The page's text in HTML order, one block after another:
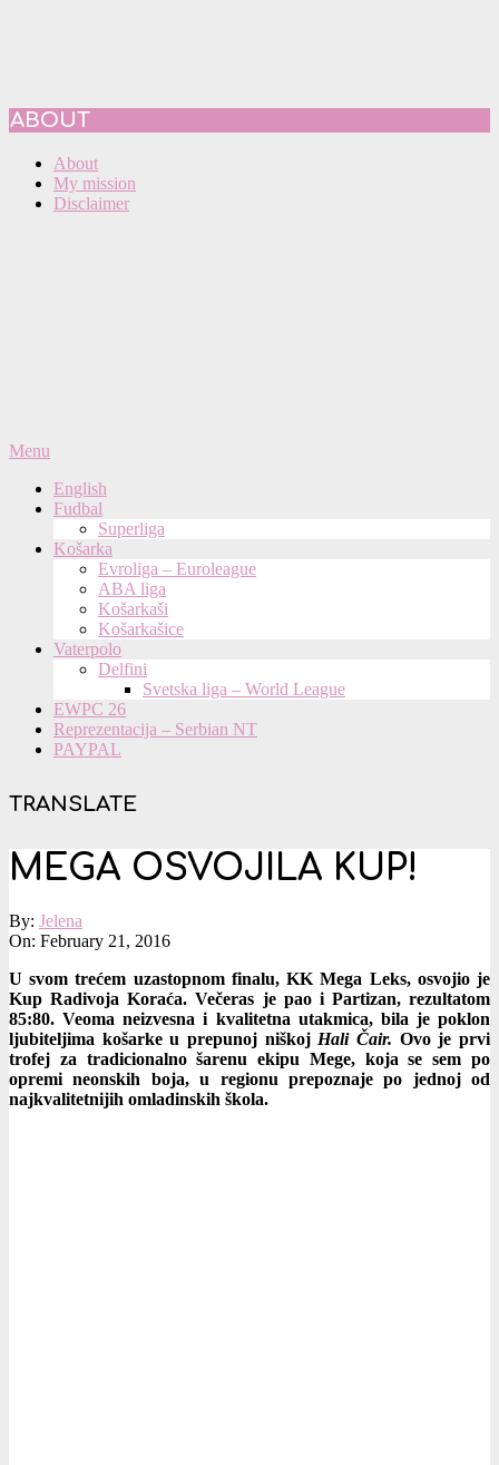
ABOUT
About
My mission
Disclaimer
Primary
Menu
Menu
English
Fudbal
Superliga
Košarka
Evroliga – Euroleague
ABA liga
Košarkaši
Košarkašice
Vaterpolo
Delfini
Svetska liga – World League
EWPC 26
Reprezentacija – Serbian NT
PAYPAL
TRANSLATE
MEGA OSVOJILA KUP!
By: Jelena
On: February 21, 2016
U svom trećem uzastopnom finalu, KK Mega Leks, osvojio je
Kup Radivoja Koraća. Večeras je pao i Partizan, rezultatom
85:80. Veoma neizvesna i kvalitetna utakmica, bila je poklon
ljubiteljima košarke u prepunoj niškoj Hali Čair. Ovo je prvi
trofej za tradicionalno šarenu ekipu Mege, koja se sem po
opremi neonskih boja, u regionu prepoznaje po jednoj od
najkvalitetnijih omladinskih škola.